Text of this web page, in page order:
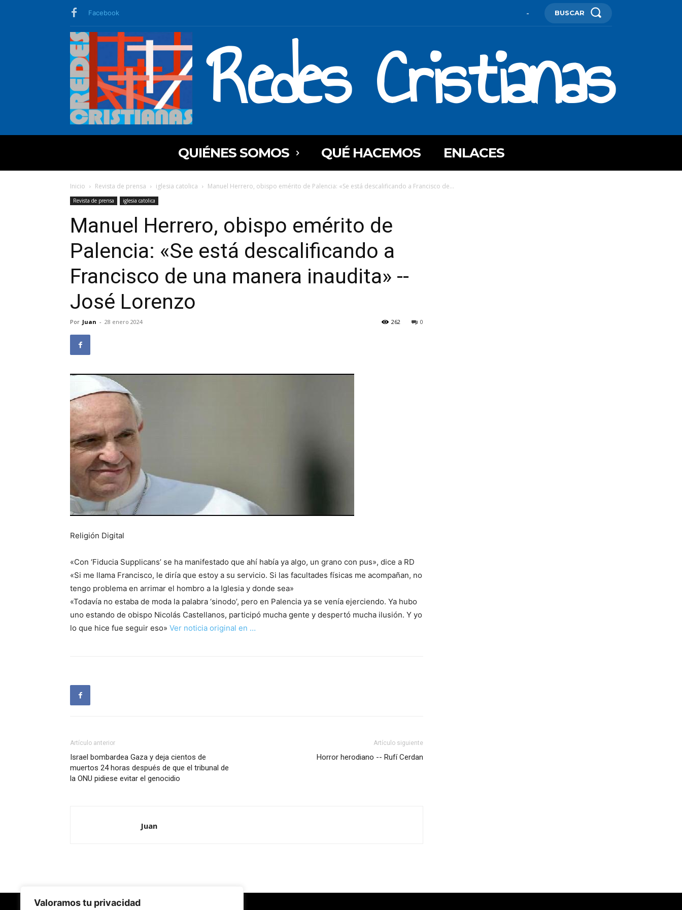
Valoramos tu privacidad
Facebook - BUSCAR
Redes Cristianas
QUIÉNES SOMOS QUÉ HACEMOS ENLACES
Inicio Revista de prensa iglesia catolica Manuel Herrero, obispo emérito de Palencia: «Se está descalificando a Francisco de...
Revista de prensa iglesia catolica
Manuel Herrero, obispo emérito de
Palencia: «Se está descalificando a
Francisco de una manera inaudita» --
José Lorenzo
Por Juan - 28 enero 2024 0
262
Religión Digital
«Con ‘Fiducia Supplicans’ se ha manifestado que ahí había ya algo, un grano con pus», dice a RD
«Si me llama Francisco, le diría que estoy a su servicio. Si las facultades físicas me acompañan, no
tengo problema en arrimar el hombro a la Iglesia y donde sea»
«Todavía no estaba de moda la palabra ‘sinodo’, pero en Palencia ya se venía ejerciendo. Ya hubo
uno estando de obispo Nicolás Castellanos, participó mucha gente y despertó mucha ilusión. Y yo
lo que hice fue seguir eso» Ver noticia original en …
Artículo anterior
Israel bombardea Gaza y deja cientos de
muertos 24 horas después de que el tribunal de
la ONU pidiese evitar el genocidio
Artículo siguiente
Horror herodiano -- Rufí Cerdan
Juan